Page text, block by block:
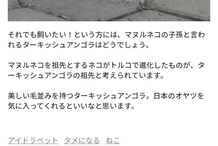
それでも飼いたい！という方には、マヌルネコの子孫と言わ
れるターキッシュアンゴラはどうでしょう。
マヌルネコを祖先とするネコがトルコで進化したものが、タ
ーキッシュアンゴラの祖先と考えられています。
美しい毛並みを持つターキッシュアンゴラ。日本のオヤツを
気に入ってくれるといいなと思います。
アイドラペット タメになる ねこ